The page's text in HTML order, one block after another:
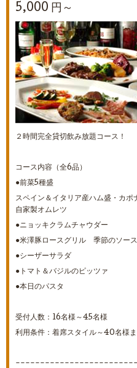
5,000 円～
２時間完全貸切飲み放題コース！
コース内容（全6品）
●前菜5種盛
スペイン＆イタリア産ハム盛・カポ
自家製オムレツ
●ニョッキクラムチャウダー
●米澤豚ロースグリル 季節のソース
●シーザーサラダ
●トマト＆バジルのピッツァ
●本日のパスタ
受付人数：16名様～45名様
利用条件：着席スタイル～40名様